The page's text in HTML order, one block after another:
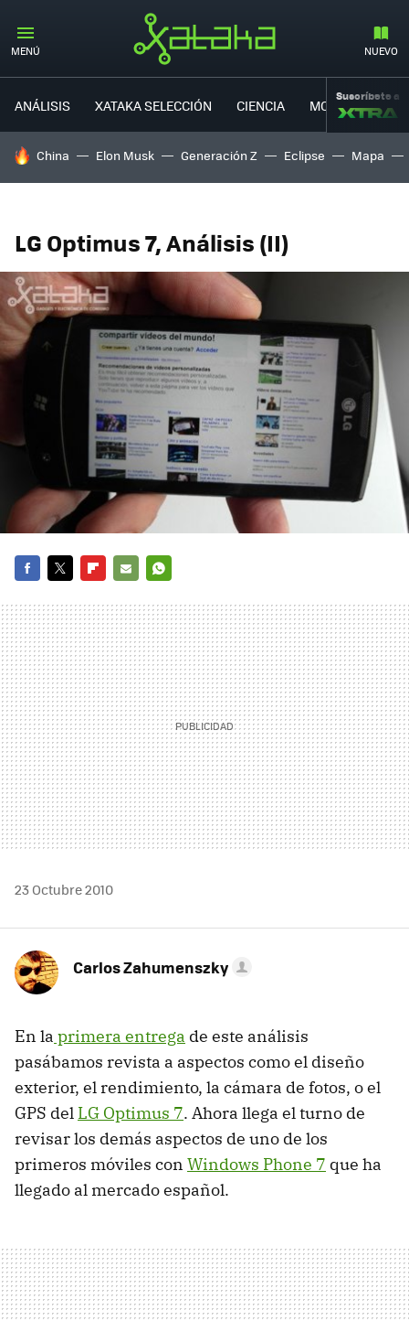
MENÚ NUEVO
ANÁLISIS XATAKA SELECCIÓN CIENCIA MOVILIDAD
Suscríbete a
HOY SE HABLA DE
China Elon Musk Generación Z Eclipse Mapa
LG Optimus 7, Análisis (II)
MAIL
23 Octubre 2010
Carlos Zahumenszky
En la primera entrega de este análisis
pasábamos revista a aspectos como el diseño
exterior, el rendimiento, la cámara de fotos, o el
GPS del LG Optimus 7. Ahora llega el turno de
revisar los demás aspectos de uno de los
primeros móviles con Windows Phone 7 que ha
llegado al mercado español.